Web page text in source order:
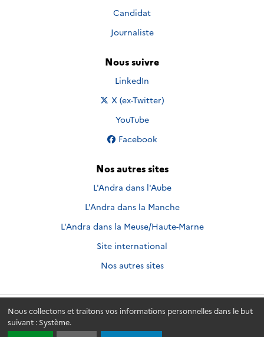
Nous collectons et traitons vos informations personnelles dans le but
suivant : Système.
Candidat
Journaliste
Nous suivre
Nous suivre sur
LinkedIn
Nous suivre sur
X (ex-Twitter)
Nous suivre sur
YouTube
Nous suivre sur
Facebook
Nos autres sites
L'Andra dans l'Aube
L'Andra dans la Manche
L'Andra dans la Meuse/Haute-Marne
Site international
Nos autres sites
Andra.fr © 2026 - Andra. Tous droits réservés.